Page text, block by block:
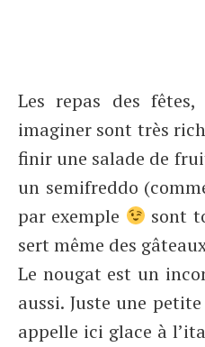
Les repas des fêtes,
imaginer sont très
finir une salade de
un semifreddo
par exemple
sont
sert même des
Le nougat est un
aussi. Juste une
appelle ici glace à